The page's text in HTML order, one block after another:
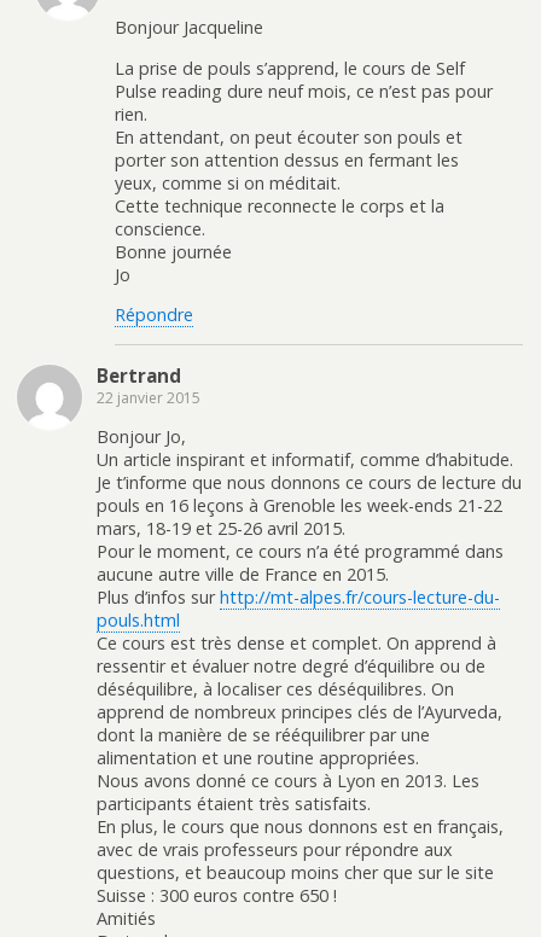
Bonjour Jacqueline
La prise de pouls s’apprend, le cours de Self
Pulse reading dure neuf mois, ce n’est pas pour
rien.
En attendant, on peut écouter son pouls et
porter son attention dessus en fermant les
yeux, comme si on méditait.
Cette technique reconnecte le corps et la
conscience.
Bonne journée
Jo
Répondre
Bertrand
22 janvier 2015
Bonjour Jo,
Un article inspirant et informatif, comme d’habitude.
Je t’informe que nous donnons ce cours de lecture du
pouls en 16 leçons à Grenoble les week-ends 21-22
mars, 18-19 et 25-26 avril 2015.
Pour le moment, ce cours n’a été programmé dans
aucune autre ville de France en 2015.
Plus d’infos surhttp://mt-alpes.fr/cours-lecture-du-
pouls.html
Ce cours est très dense et complet. On apprend à
ressentir et évaluer notre degré d’équilibre ou de
déséquilibre, à localiser ces déséquilibres. On
apprend de nombreux principes clés de l’Ayurveda,
dont la manière de se rééquilibrer par une
alimentation et une routine appropriées.
Nous avons donné ce cours à Lyon en 2013. Les
participants étaient très satisfaits.
En plus, le cours que nous donnons est en français,
avec de vrais professeurs pour répondre aux
questions, et beaucoup moins cher que sur le site
Suisse : 300 euros contre 650 !
Amitiés